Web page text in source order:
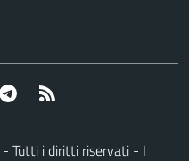
Telegram
- Tutti i diritti riservati - I